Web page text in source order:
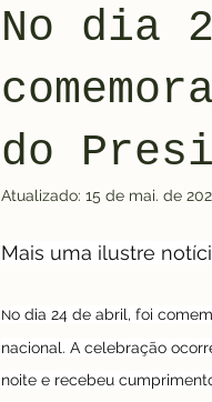
No dia
do
Atualizado: 15 de mai. de
Mais uma ilustre
No dia 24 de abril, foi
nacional. A celebração
noite e recebeu